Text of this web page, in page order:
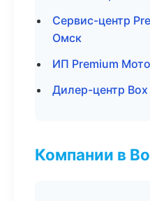
Сервис-центр
Омск
ИП Premium
Дилер-центр
Компании в